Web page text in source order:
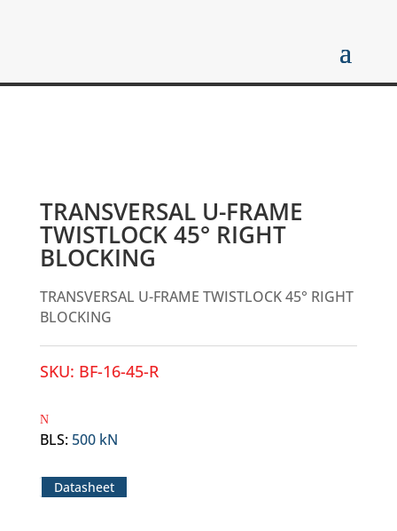
TRANSVERSAL U-FRAME
TWISTLOCK 45° RIGHT
BLOCKING
TRANSVERSAL U-FRAME TWISTLOCK 45° RIGHT
BLOCKING
SKU: BF-16-45-R
BLS: 500 kN
Datasheet